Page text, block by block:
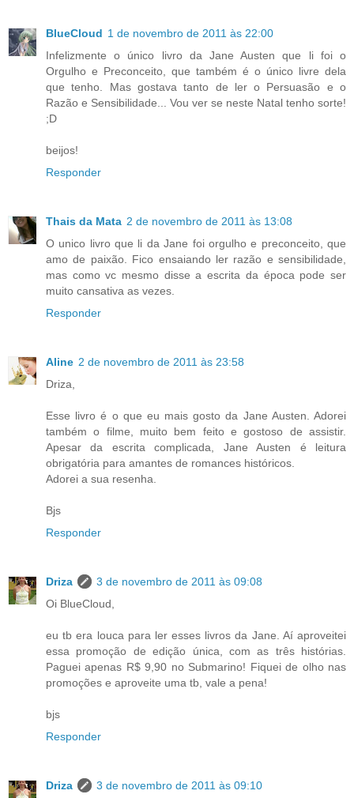
BlueCloud 1 de novembro de 2011 às 22:00
Infelizmente o único livro da Jane Austen que li foi o
Orgulho e Preconceito, que também é o único livre dela
que tenho. Mas gostava tanto de ler o Persuasão e o
Razão e Sensibilidade... Vou ver se neste Natal tenho sorte!
;D
beijos!
Responder
Thais da Mata 2 de novembro de 2011 às 13:08
O unico livro que li da Jane foi orgulho e preconceito, que
amo de paixão. Fico ensaiando ler razão e sensibilidade,
mas como vc mesmo disse a escrita da época pode ser
muito cansativa as vezes.
Responder
Aline 2 de novembro de 2011 às 23:58
Driza,
Esse livro é o que eu mais gosto da Jane Austen. Adorei
também o filme, muito bem feito e gostoso de assistir.
Apesar da escrita complicada, Jane Austen é leitura
obrigatória para amantes de romances históricos.
Adorei a sua resenha.
Bjs
Responder
Driza
3 de novembro de 2011 às 09:08
Oi BlueCloud,
eu tb era louca para ler esses livros da Jane. Aí aproveitei
essa promoção de edição única, com as três histórias.
Paguei apenas R$ 9,90 no Submarino! Fiquei de olho nas
promoções e aproveite uma tb, vale a pena!
bjs
Responder
Driza
3 de novembro de 2011 às 09:10